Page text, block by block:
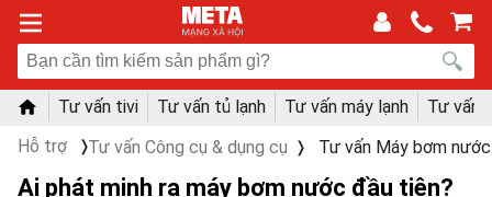
Tư vấn tivi Tư vấn tủ lạnh Tư vấn máy lạnh
Tư vấn
Hỗ trợ
Tư vấn Công cụ & dụng cụ Tư vấn Máy bơm nước
Ai phát minh ra máy bơm nước đầu tiên?